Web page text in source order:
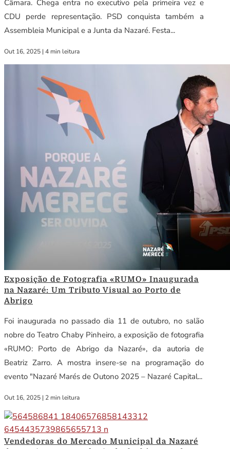
Câmara. Chega entra no executivo pela primeira vez e
CDU perde representação. PSD conquista também a
Assembleia Municipal e a Junta da Nazaré. Festa...
Out 16, 2025 | 4 min leitura
Exposição de Fotografia «RUMO» Inaugurada
na Nazaré: Um Tributo Visual ao Porto de
Abrigo
Foi inaugurada no passado dia 11 de outubro, no salão
nobre do Teatro Chaby Pinheiro, a exposição de fotografia
«RUMO: Porto de Abrigo da Nazaré», da autoria de
Beatriz Zarro. A mostra insere-se na programação do
evento "Nazaré Marés de Outono 2025 – Nazaré Capital...
Out 16, 2025 | 2 min leitura
Vendedoras do Mercado Municipal da Nazaré